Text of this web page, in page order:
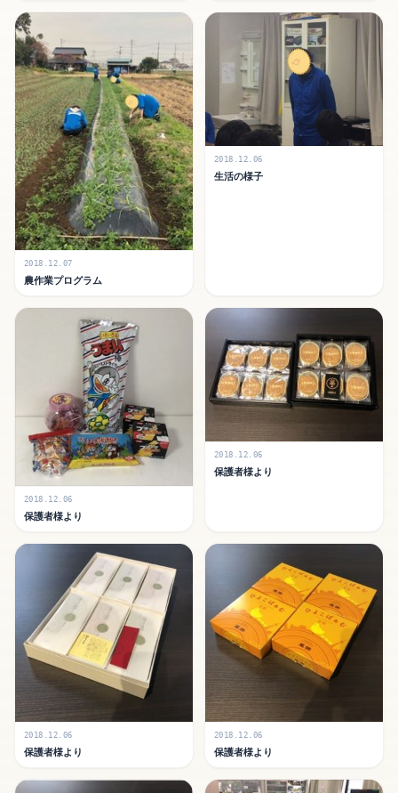
2018.12.07
農作業プログラム
2018.12.06
生活の様子
2018.12.06
保護者様より
2018.12.06
保護者様より
2018.12.06
保護者様より
2018.12.06
保護者様より